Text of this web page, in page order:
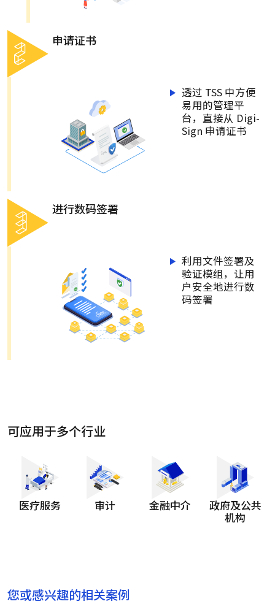
申请证书
透过 TSS 中方便
易用的管理平
台，直接从 Digi-
Sign 申请证书
进行数码签署
利用文件签署及
验证模组，让用
户安全地进行数
码签署
可应用于多个行业
医疗服务 审计 金融中介
政府及公共
机构
您或感兴趣的相关案例